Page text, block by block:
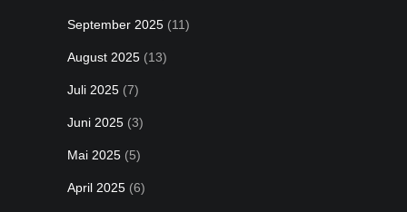
September 2025 (11)
August 2025 (13)
Juli 2025 (7)
Juni 2025 (3)
Mai 2025 (5)
April 2025 (6)